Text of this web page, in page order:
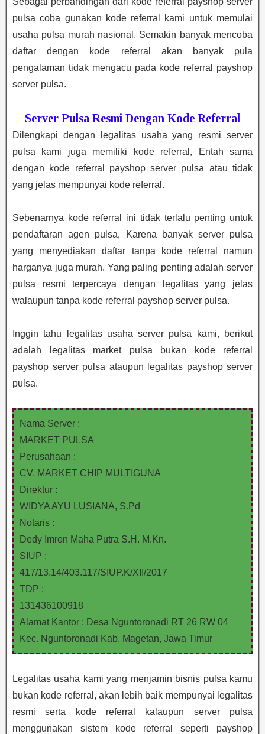
pulsa coba gunakan kode referral kami untuk memulai
usaha pulsa murah nasional. Semakin banyak mencoba
daftar dengan kode referral akan banyak pula
pengalaman tidak mengacu pada kode referral payshop
server pulsa.
Server Pulsa Resmi Dengan Kode Referral
Dilengkapi dengan legalitas usaha yang resmi server
pulsa kami juga memiliki kode referral, Entah sama
dengan kode referral payshop server pulsa atau tidak
yang jelas mempunyai kode referral.
Sebenarnya kode referral ini tidak terlalu penting untuk
pendaftaran agen pulsa, Karena banyak server pulsa
yang menyediakan daftar tanpa kode referral namun
harganya juga murah. Yang paling penting adalah server
pulsa resmi terpercaya dengan legalitas yang jelas
walaupun tanpa kode referral payshop server pulsa.
Inggin tahu legalitas usaha server pulsa kami, berikut
adalah legalitas market pulsa bukan kode referral
payshop server pulsa ataupun legalitas payshop server
pulsa.
Nama Server :
MARKET PULSA
Perusahaan :
CV. MARKET CHIP MULTIGUNA
Direktur :
WIDYA AYU LUSIANA, S.Pd
Notaris :
Dedy Imron Maha Putra S.H. M.Kn.
SIUP :
417/13.14/403.117/SIUP.K/XII/2017
TDP :
131436100918
Alamat Kantor : Desa Nguntoronadi RT 26 RW 04
Kec. Nguntoronadi Kab. Magetan, Jawa Timur
Legalitas usaha kami yang menjamin bisnis pulsa kamu
bukan kode referral, akan lebih baik mempunyai legalitas
resmi serta kode referral kalaupun server pulsa
menggunakan sistem kode referral seperti payshop